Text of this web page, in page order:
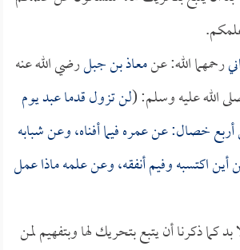
رحمهما الله: عنمعاذ بن جبلرضي الله عنه
الله عليه وسلم: (لن تزول قدما عبد يوم
خصال: عن عمره فيما أفناه، وعن شبابه
أين اكتسبه وفيم أنفقه، وعن علمه ماذا عمل
كما ذكرنا أن يتبع بتحريك لها وبتفهيم لمن